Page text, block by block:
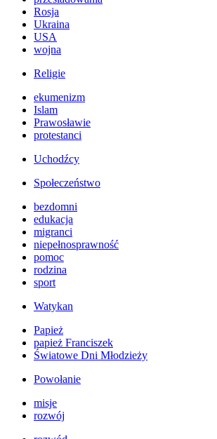
Rosja
Ukraina
USA
wojna
Religie
ekumenizm
Islam
Prawosławie
protestanci
Uchodźcy
Społeczeństwo
bezdomni
edukacja
migranci
niepełnosprawność
pomoc
rodzina
sport
Watykan
Papież
papież Franciszek
Światowe Dni Młodzieży
Powołanie
misje
rozwój